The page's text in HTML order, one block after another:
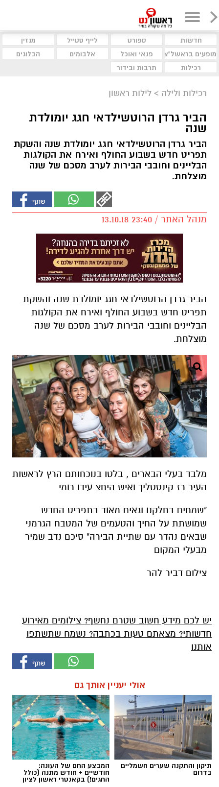
חדשות ספורט לייף סטייל
מגזין
מופעים בראשל"צ
פנאי ואוכל אלבומים
הבלוגים
רכילות
תרבות ובידור
רכילות ולילה > לילות ראשון
הביר גרדן הרוטשילדאי חגג יומולדת
שנה
הביר גרדן הרוטשילדאי חגג יומולדת שנה והשקת
תפריט חדש בשבוע החולף ואירח את הקולגות
הבליינים וחובבי הבירות לערב מסכם של שנה
מוצלחת.
מנהל האתר / 23:40 13.10.18
הביר גרדן הרוטשילדאי חגג יומולדת שנה והשקת
תפריט חדש בשבוע החולף ואירח את הקולגות
הבליינים וחובבי הבירות לערב מסכם של שנה
מוצלחת.
מלבד בעלי הבארים , בלטו בנוכחותם הרץ לראשות
העיר רז קינסטליך ואיש היחצ עידו רומי
"שמחים בחלקנו וגאים מאוד בתפריט החדש
שמושתת על החיך והטעמים של המטבח הגרמני
שבאים נהדר עם שתיית הבירה" סיכם נדב שמיר
מבעלי המקום
צילום דביר להר
יש לכם מידע חשוב שטרם נחשף? צילומים מאירוע
חדשותי? מצאתם טעות בכתבה? נשמח שתשתפו
אותנו
אולי יעניין אותך גם
תיקון והתקנה שערים חשמליים
בדרום
המבצע החם של העונה:
חודשיים + חודש מתנה (כולל
החגים!) בקאנטרי ראשון לציון